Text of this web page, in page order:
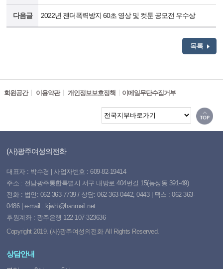
다음글 2022년 젠더폭력방지 60초 영상 및 컷툰 공모전 우수상
목록
회원공간 이용약관 개인정보보호정책 이메일무단수집거부
(사)광주여성의전화
대표자 : 박수경 | 사업자번호 : 609-82-19414
주소 : 전남광주통합특별시 서구 내방로 404번길 15(농성동 391-49)
전화 : 법인: 062-363-7739 / 상담: 062-363-0442, 0443 | 팩스 : 062-363-
0486 | e-mail : kjwhl@hanmail.net
후원계좌 : 광주은행 122-107-323636
Copyright 2019. (사)광주여성의전화 All Rights Reserved.
상담안내